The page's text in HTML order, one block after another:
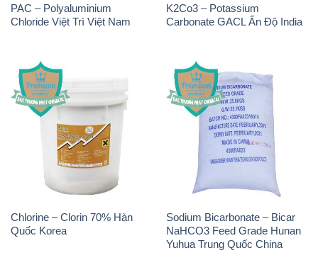
PAC – Polyaluminium
Chloride Việt Trì Việt Nam
K2Co3 – Potassium
Carbonate GACL Ấn Độ India
Chlorine – Clorin 70% Hàn
Quốc Korea
Sodium Bicarbonate – Bicar
NaHCO3 Feed Grade Hunan
Yuhua Trung Quốc China